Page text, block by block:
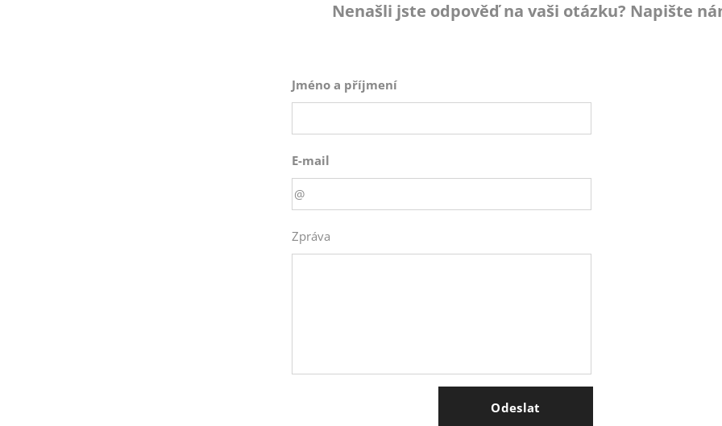
Nenašli jste odpověď na vaši otázku? Napište
Jméno a příjmení
E-mail
Zpráva
Odeslat